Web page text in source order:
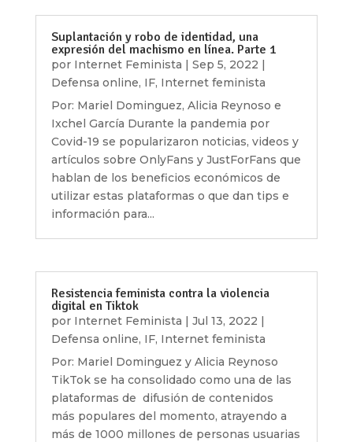
Suplantación y robo de identidad, una
expresión del machismo en línea. Parte 1
por Internet Feminista | Sep 5, 2022 |
Defensa online, IF, Internet feminista
Por: Mariel Dominguez, Alicia Reynoso e
Ixchel García Durante la pandemia por
Covid-19 se popularizaron noticias, videos y
artículos sobre OnlyFans y JustForFans que
hablan de los beneficios económicos de
utilizar estas plataformas o que dan tips e
información para...
Resistencia feminista contra la violencia
digital en Tiktok
por Internet Feminista | Jul 13, 2022 |
Defensa online, IF, Internet feminista
Por: Mariel Dominguez y Alicia Reynoso
TikTok se ha consolidado como una de las
plataformas de difusión de contenidos
más populares del momento, atrayendo a
más de 1000 millones de personas usuarias